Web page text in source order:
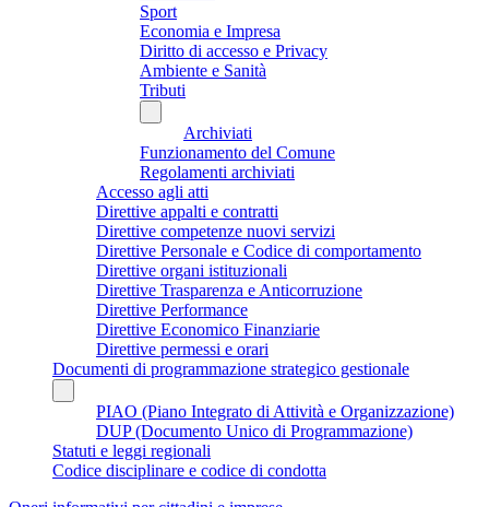
Sport
Economia e Impresa
Diritto di accesso e Privacy
Ambiente e Sanità
Tributi
Archiviati
Funzionamento del Comune
Regolamenti archiviati
Accesso agli atti
Direttive appalti e contratti
Direttive competenze nuovi servizi
Direttive Personale e Codice di comportamento
Direttive organi istituzionali
Direttive Trasparenza e Anticorruzione
Direttive Performance
Direttive Economico Finanziarie
Direttive permessi e orari
Documenti di programmazione strategico gestionale
PIAO (Piano Integrato di Attività e Organizzazione)
DUP (Documento Unico di Programmazione)
Statuti e leggi regionali
Codice disciplinare e codice di condotta